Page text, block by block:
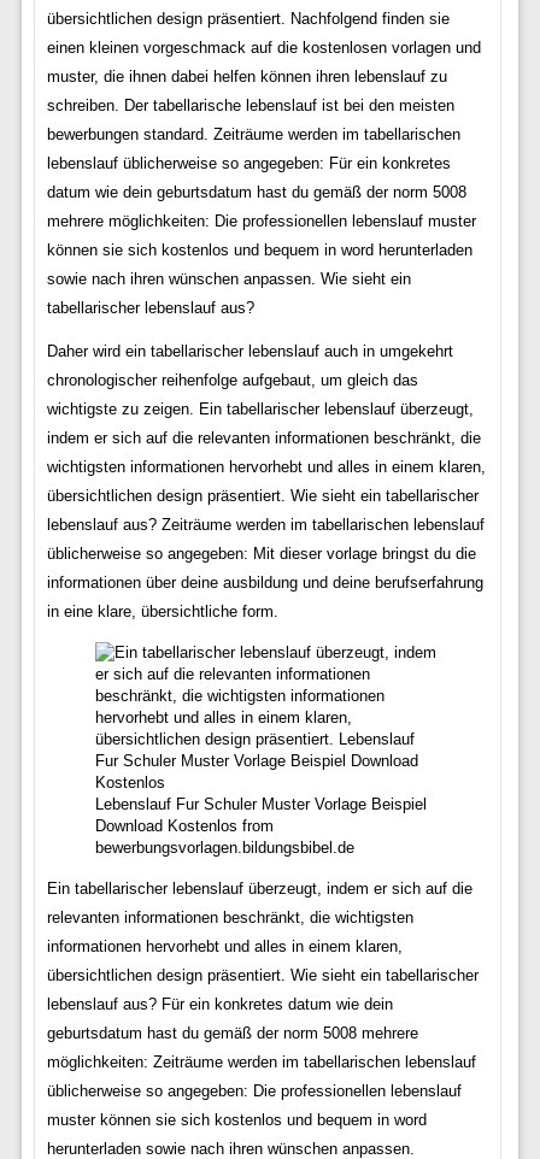
übersichtlichen design präsentiert. Nachfolgend finden sie
einen kleinen vorgeschmack auf die kostenlosen vorlagen und
muster, die ihnen dabei helfen können ihren lebenslauf zu
schreiben. Der tabellarische lebenslauf ist bei den meisten
bewerbungen standard. Zeiträume werden im tabellarischen
lebenslauf üblicherweise so angegeben: Für ein konkretes
datum wie dein geburtsdatum hast du gemäß der norm 5008
mehrere möglichkeiten: Die professionellen lebenslauf muster
können sie sich kostenlos und bequem in word herunterladen
sowie nach ihren wünschen anpassen. Wie sieht ein
tabellarischer lebenslauf aus?
Daher wird ein tabellarischer lebenslauf auch in umgekehrt
chronologischer reihenfolge aufgebaut, um gleich das
wichtigste zu zeigen. Ein tabellarischer lebenslauf überzeugt,
indem er sich auf die relevanten informationen beschränkt, die
wichtigsten informationen hervorhebt und alles in einem klaren,
übersichtlichen design präsentiert. Wie sieht ein tabellarischer
lebenslauf aus? Zeiträume werden im tabellarischen lebenslauf
üblicherweise so angegeben: Mit dieser vorlage bringst du die
informationen über deine ausbildung und deine berufserfahrung
in eine klare, übersichtliche form.
Lebenslauf Fur Schuler Muster Vorlage Beispiel
Download Kostenlos from
bewerbungsvorlagen.bildungsbibel.de
Ein tabellarischer lebenslauf überzeugt, indem er sich auf die
relevanten informationen beschränkt, die wichtigsten
informationen hervorhebt und alles in einem klaren,
übersichtlichen design präsentiert. Wie sieht ein tabellarischer
lebenslauf aus? Für ein konkretes datum wie dein
geburtsdatum hast du gemäß der norm 5008 mehrere
möglichkeiten: Zeiträume werden im tabellarischen lebenslauf
üblicherweise so angegeben: Die professionellen lebenslauf
muster können sie sich kostenlos und bequem in word
herunterladen sowie nach ihren wünschen anpassen.